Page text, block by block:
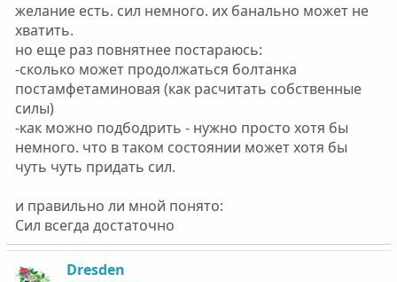
желание есть. сил немного. их банально может не
хватить.
но еще раз повнятнее постараюсь:
-сколько может продолжаться болтанка
постамфетаминовая (как расчитать собственные
силы)
-как можно подбодрить - нужно просто хотя бы
немного. что в таком состоянии может хотя бы
чуть чуть придать сил.
и правильно ли мной понято:
Сил всегда достаточно
Dresden